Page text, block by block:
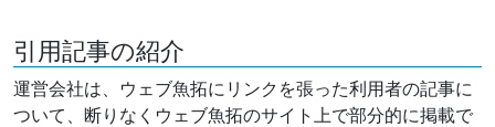
引用記事の紹介
運営会社は、ウェブ魚拓にリンクを張った利用者の記事に
ついて、断りなくウェブ魚拓のサイト上で部分的に掲載で